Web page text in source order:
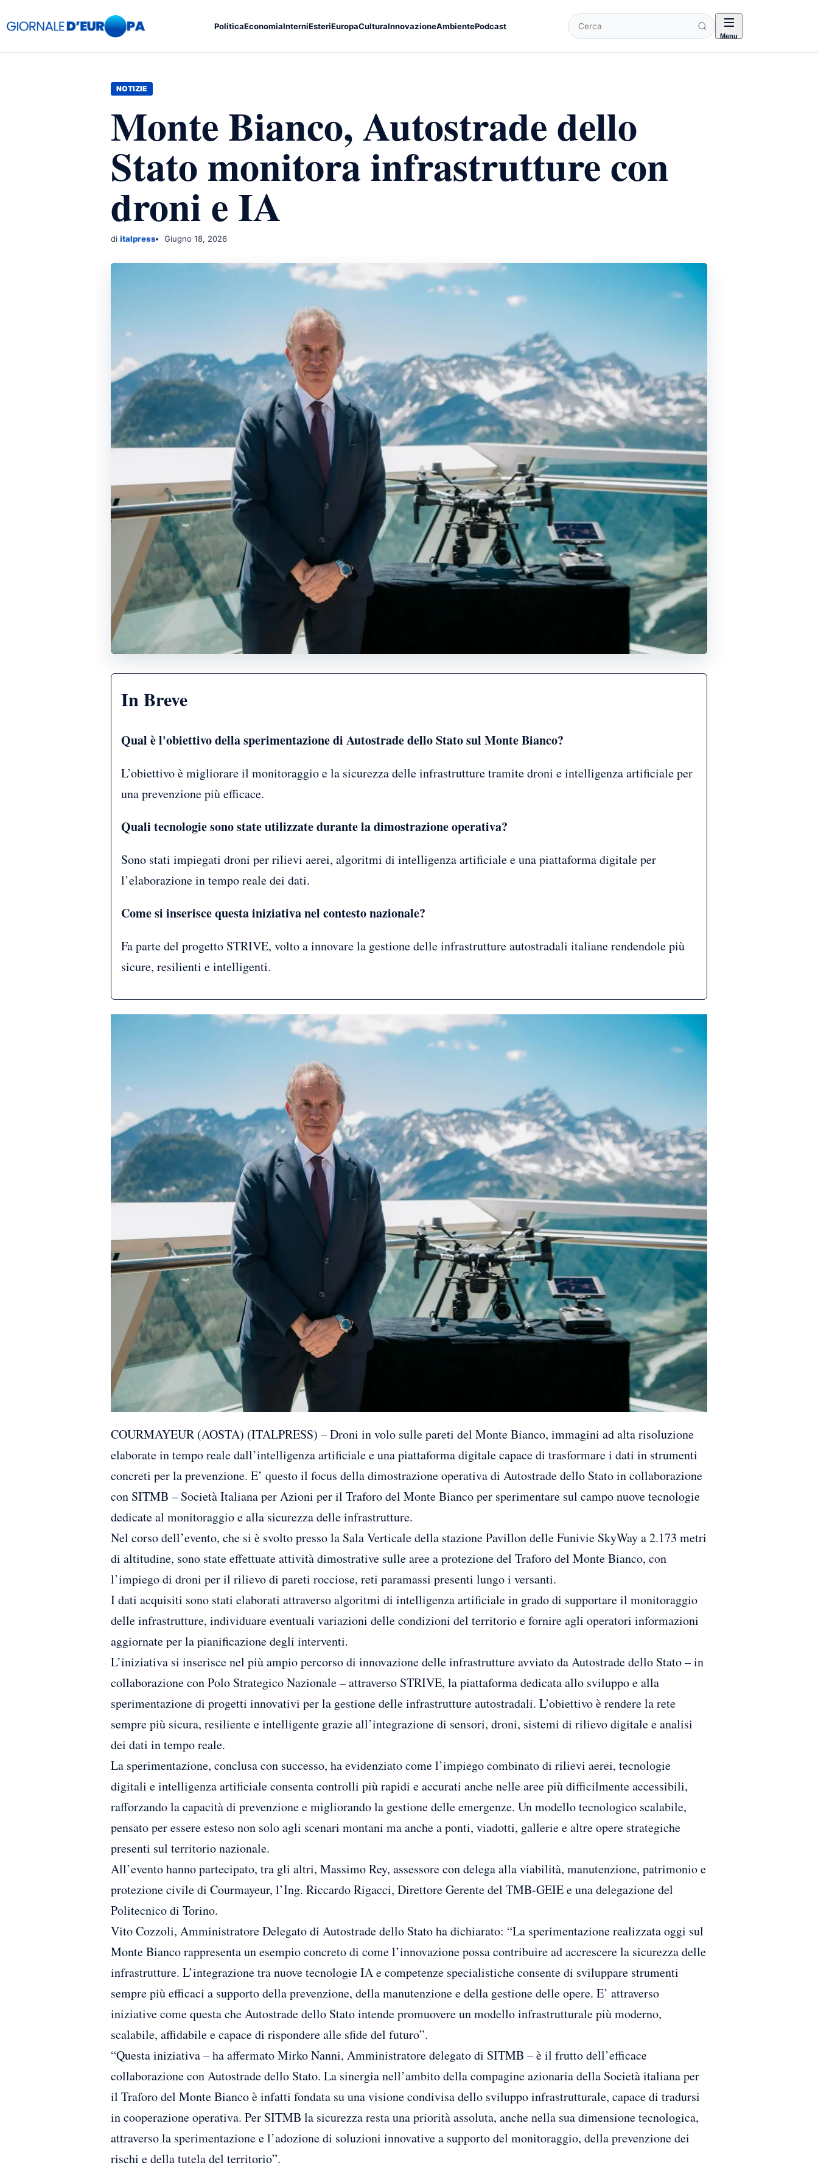
PoliticaEconomiaInterniEsteriEuropaCulturaInnovazioneAmbientePodcast Cerca Menu
NOTIZIE
Monte Bianco, Autostrade dello
Stato monitora infrastrutture con
droni e IA
di italpress Giugno 18, 2026
In Breve
Qual è l'obiettivo della sperimentazione di Autostrade dello Stato sul Monte Bianco?
L’obiettivo è migliorare il monitoraggio e la sicurezza delle infrastrutture tramite droni e intelligenza artificiale per
una prevenzione più efficace.
Quali tecnologie sono state utilizzate durante la dimostrazione operativa?
Sono stati impiegati droni per rilievi aerei, algoritmi di intelligenza artificiale e una piattaforma digitale per
l’elaborazione in tempo reale dei dati.
Come si inserisce questa iniziativa nel contesto nazionale?
Fa parte del progetto STRIVE, volto a innovare la gestione delle infrastrutture autostradali italiane rendendole più
sicure, resilienti e intelligenti.
COURMAYEUR (AOSTA) (ITALPRESS) – Droni in volo sulle pareti del Monte Bianco, immagini ad alta risoluzione
elaborate in tempo reale dall’intelligenza artificiale e una piattaforma digitale capace di trasformare i dati in strumenti
concreti per la prevenzione. E’ questo il focus della dimostrazione operativa di Autostrade dello Stato in collaborazione
con SITMB – Società Italiana per Azioni per il Traforo del Monte Bianco per sperimentare sul campo nuove tecnologie
dedicate al monitoraggio e alla sicurezza delle infrastrutture.
Nel corso dell’evento, che si è svolto presso la Sala Verticale della stazione Pavillon delle Funivie SkyWay a 2.173 metri
di altitudine, sono state effettuate attività dimostrative sulle aree a protezione del Traforo del Monte Bianco, con
l’impiego di droni per il rilievo di pareti rocciose, reti paramassi presenti lungo i versanti.
I dati acquisiti sono stati elaborati attraverso algoritmi di intelligenza artificiale in grado di supportare il monitoraggio
delle infrastrutture, individuare eventuali variazioni delle condizioni del territorio e fornire agli operatori informazioni
aggiornate per la pianificazione degli interventi.
L’iniziativa si inserisce nel più ampio percorso di innovazione delle infrastrutture avviato da Autostrade dello Stato – in
collaborazione con Polo Strategico Nazionale – attraverso STRIVE, la piattaforma dedicata allo sviluppo e alla
sperimentazione di progetti innovativi per la gestione delle infrastrutture autostradali. L’obiettivo è rendere la rete
sempre più sicura, resiliente e intelligente grazie all’integrazione di sensori, droni, sistemi di rilievo digitale e analisi
dei dati in tempo reale.
La sperimentazione, conclusa con successo, ha evidenziato come l’impiego combinato di rilievi aerei, tecnologie
digitali e intelligenza artificiale consenta controlli più rapidi e accurati anche nelle aree più difficilmente accessibili,
rafforzando la capacità di prevenzione e migliorando la gestione delle emergenze. Un modello tecnologico scalabile,
pensato per essere esteso non solo agli scenari montani ma anche a ponti, viadotti, gallerie e altre opere strategiche
presenti sul territorio nazionale.
All’evento hanno partecipato, tra gli altri, Massimo Rey, assessore con delega alla viabilità, manutenzione, patrimonio e
protezione civile di Courmayeur, l’Ing. Riccardo Rigacci, Direttore Gerente del TMB-GEIE e una delegazione del
Politecnico di Torino.
Vito Cozzoli, Amministratore Delegato di Autostrade dello Stato ha dichiarato: “La sperimentazione realizzata oggi sul
Monte Bianco rappresenta un esempio concreto di come l’innovazione possa contribuire ad accrescere la sicurezza delle
infrastrutture. L’integrazione tra nuove tecnologie IA e competenze specialistiche consente di sviluppare strumenti
sempre più efficaci a supporto della prevenzione, della manutenzione e della gestione delle opere. E’ attraverso
iniziative come questa che Autostrade dello Stato intende promuovere un modello infrastrutturale più moderno,
scalabile, affidabile e capace di rispondere alle sfide del futuro”.
“Questa iniziativa – ha affermato Mirko Nanni, Amministratore delegato di SITMB – è il frutto dell’efficace
collaborazione con Autostrade dello Stato. La sinergia nell’ambito della compagine azionaria della Società italiana per
il Traforo del Monte Bianco è infatti fondata su una visione condivisa dello sviluppo infrastrutturale, capace di tradursi
in cooperazione operativa. Per SITMB la sicurezza resta una priorità assoluta, anche nella sua dimensione tecnologica,
attraverso la sperimentazione e l’adozione di soluzioni innovative a supporto del monitoraggio, della prevenzione dei
rischi e della tutela del territorio”.